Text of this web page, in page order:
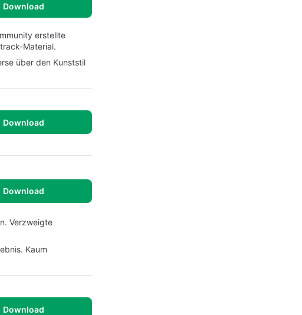
Download
erstellte
Material.
über den Kunststil
Download
Download
Verzweigte
Kaum
Download